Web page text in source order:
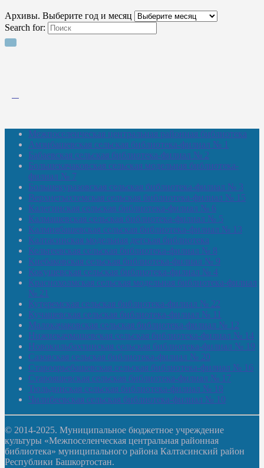
Архивы. Выберите год и месяц
Search for:
Межпоселенческая центральная районная библиотека
Амзибашевская сельская библиотека-филиал № 1
Бабаевская сельская библиотека-филиал № 2
Большекачаковская сельская модельная библиотека-
филиал № 7
Большекуразовская сельская библиотека-филиал № 3
Верхнетыхтемская сельская библиотека-филиал № 15
Калегинская сельская библиотека-филиал № 6
Калмашевская сельская библиотека-филиал № 5
Калмиябашевская сельская библиотека-филиал № 13
Калтасинская модельная детская библиотека
Кельтеевская сельская библиотека-филиал № 8
Киебаковская сельская библиотека-филиал № 9
Кокушевская сельская библиотека-филиал № 4
Краснохолмская сельская модельная библиотека-филиал
№ 21
Кутеремская сельская библиотека-филиал № 22
Кучашевская сельская библиотека-филиал № 11
Малокачаковская сельская библиотека-филиал № 12
Нижнекачмашевская сельская библиотека-филиал № 14
Новокильбахтинская сельская библиотека-филиал № 19
Сазовская сельская библиотека-филиал № 20
Староорьебашевская сельская библиотека-филиал № 16
Старояшевская сельская библиотека-филиал № 17
Тюльдинская сельская библиотека-филиал № 18
Чилибеевская сельская библиотека-филиал № 10
© 2014-2025. Муниципальное бюджетное учреждение
культуры «Межпоселенческая центральная районная
библиотека» муниципального района Калтасинский район
Республики Башкортостан.